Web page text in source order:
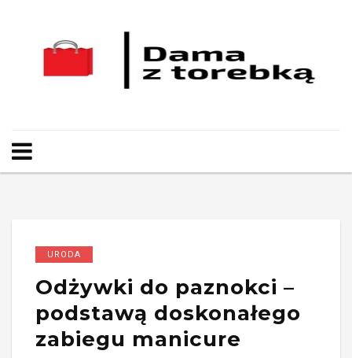
URODA
Odżywki do paznokci –
podstawą doskonałego
zabiegu manicure